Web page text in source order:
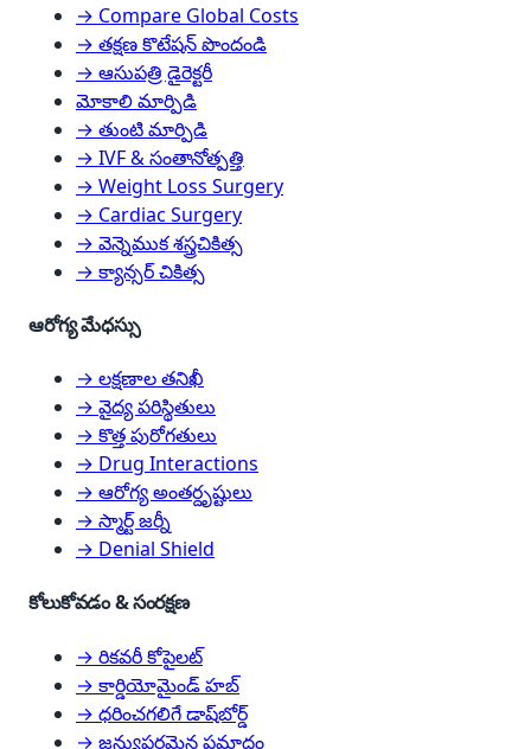
→ Compare Global Costs
→ తక్షణ కొటేషన్ పొందండి
→ ఆసుపత్రి డైరెక్టరీ
మోకాలి మార్పిడి
→ తుంటి మార్పిడి
→ IVF & సంతానోత్పత్తి
→ Weight Loss Surgery
→ Cardiac Surgery
→ వెన్నెముక శస్త్రచికిత్స
→ క్యాన్సర్ చికిత్స
ఆరోగ్య మేధస్సు
→ లక్షణాల తనిఖీ
→ వైద్య పరిస్థితులు
→ కొత్త పురోగతులు
→ Drug Interactions
→ ఆరోగ్య అంతర్దృష్టులు
→ స్మార్ట్ జర్నీ
→ Denial Shield
కోలుకోవడం & సంరక్షణ
→ రికవరీ కోపైలట్
→ కార్డియోమైండ్ హబ్
→ ధరించగలిగే డాష్‌బోర్డ్
→ జన్యుపరమైన ప్రమాదం